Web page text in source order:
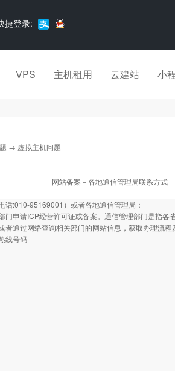
捷登录:
VPS 主机租用 云建站 小
→ 虚拟主机问题
网站备案－各地通信管理局联系方式
话:010-95169001）或者各地通信管理局：
门申请ICP经营许可证或备案。通信管理部门是指
通过网络查询相关部门的网站信息，获取办理流程
线号码